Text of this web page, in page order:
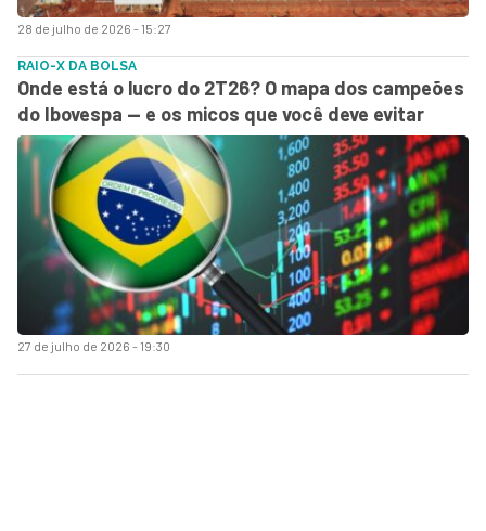
28 de julho de 2026 - 15:27
27 de julho de 2026 - 19:30
RAIO-X DA BOLSA
Onde está o lucro do 2T26? O mapa dos campeões
do Ibovespa — e os micos que você deve evitar